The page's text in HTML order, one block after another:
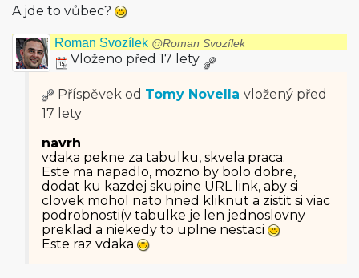
A jde to vůbec?
Roman Svozílek @Roman Svozílek
Vloženo před 17 lety
Příspěvek od Tomy Novella vložený před
17 lety
navrh
vdaka pekne za tabulku, skvela praca.
Este ma napadlo, mozno by bolo dobre,
dodat ku kazdej skupine URL link, aby si
clovek mohol nato hned kliknut a zistit si viac
podrobnosti(v ta­bulke je len jednoslovny
preklad a niekedy to uplne nestaci
Este raz vdaka